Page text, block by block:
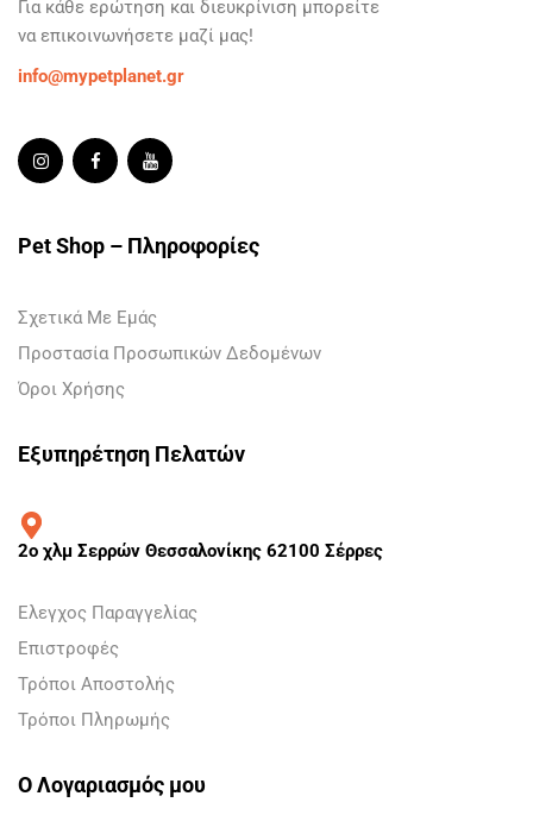
Για κάθε ερώτηση και διευκρίνιση μπορείτε
να επικοινωνήσετε μαζί μας!
info@mypetplanet.gr
Pet Shop – Πληροφορίες
Σχετικά Με Εμάς
Προστασία Προσωπικών Δεδομένων
Όροι Χρήσης
Εξυπηρέτηση Πελατών
2ο χλμ Σερρών Θεσσαλονίκης 62100 Σέρρες
Ελεγχος Παραγγελίας
Επιστροφές
Τρόποι Αποστολής
Τρόποι Πληρωμής
Ο Λογαριασμός μου